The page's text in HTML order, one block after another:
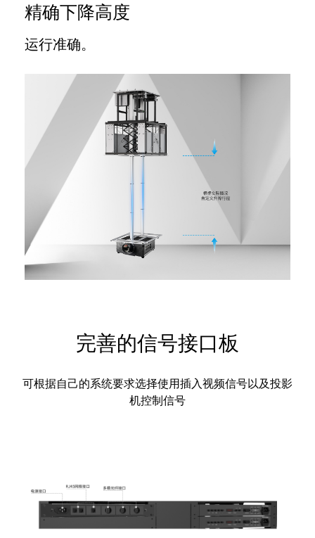
精确下降高度
运行准确。
完善的信号接口板
可根据自己的系统要求选择使用插入视频信号以及投影
机控制信号